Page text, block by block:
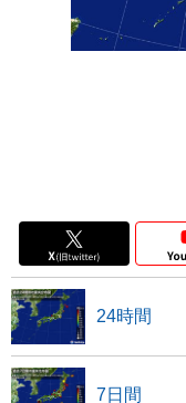
24時間
7日間